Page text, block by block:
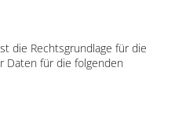
die Rechtsgrundlage für die
Daten für die folgenden